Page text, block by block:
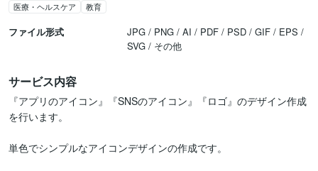
医療・ヘルスケア 教育
ファイル形式
JPG / PNG / AI / PDF / PSD / GIF / EPS /
SVG / その他
サービス内容
『アプリのアイコン』『SNSのアイコン』『ロゴ』のデザイン作成
を行います。
単色でシンプルなアイコンデザインの作成です。